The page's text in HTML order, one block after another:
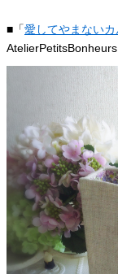
■「愛してやまないカ
AtelierPetitsBonheurs